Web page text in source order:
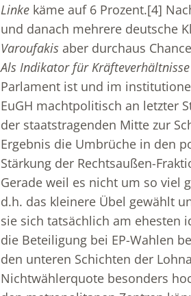
Linke käme auf 6 Prozent.[4]
und danach mehrere deutsche
Varoufakis aber durchaus
Als Indikator für
Parlament ist und im
EuGH machtpolitisch an letzter
der staatstragenden Mitte zur
Ergebnis die Umbrüche in den
Stärkung der Rechtsaußen-
Gerade weil es nicht um so viel
d.h. das kleinere Übel gewählt
sie sich tatsächlich am ehesten
die Beteiligung bei EP-Wahlen
den unteren Schichten der
Nichtwählerquote besonders